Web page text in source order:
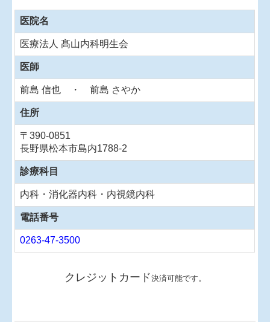
医院名
医療法人髙山内科明生会
医師
前島 信也 ・前島 さやか
住所
〒390-0851
長野県松本市島内1788-2
診療科目
内科・消化器内科・内視鏡内科
電話番号
0263-47-3500
クレジットカード決済可能です。